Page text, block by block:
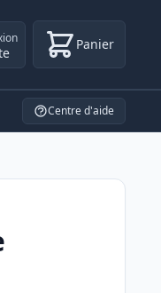
Panier
Centre d'aide